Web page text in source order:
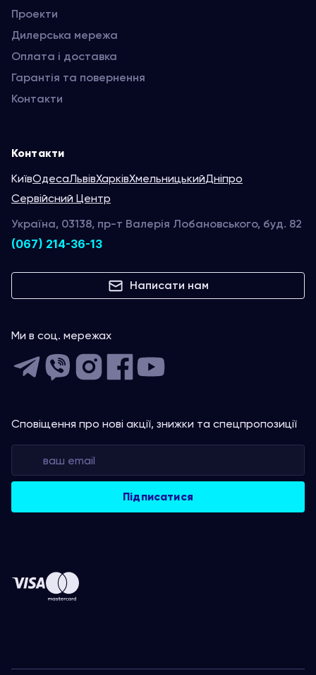
Проекти
Дилерська мережа
Оплата і доставка
Гарантія та повернення
Контакти
Контакти
КиївОдесаЛьвівХарківХмельницькийДніпро
Сервійсний Центр
Україна, 03138, пр-т Валерія Лобановського, буд. 82
(067) 214-36-13
Написати нам
Ми в соц. мережах
Сповіщення про нові акції, знижки та спецпропозиції